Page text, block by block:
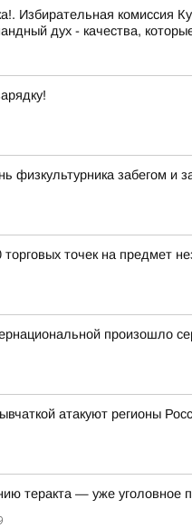
Избирательная комиссия
дух - качества,
физкультурника забегом и
торговых точек на предмет
произошло
атакуют регионы
теракта — уже уголовное